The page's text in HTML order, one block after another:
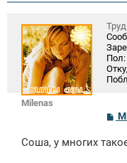
Milenas
Пол:
С
о
б
Соша, у многих